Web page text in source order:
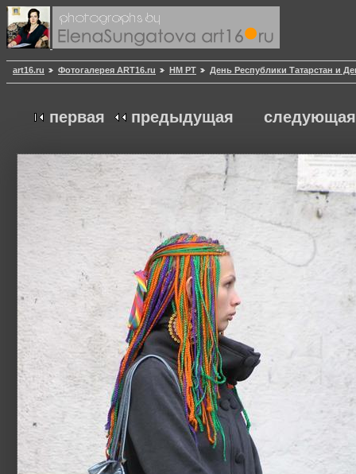
art16.ru Фотогалерея ART16.ru НМ РТ День Республики Татарстан и
следующая
первая предыдущая